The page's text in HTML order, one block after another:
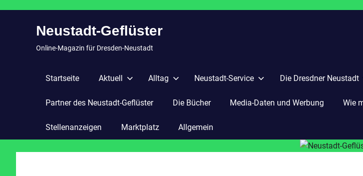
Neustadt-Geflüster
Online-Magazin für Dresden-Neustadt
Startseite Aktuell Alltag Neustadt-Service Die Dresdner Neustadt
Partner des Neustadt-Geflüster Die Bücher Media-Daten und Werbung Wie
Stellenanzeigen Marktplatz Allgemein